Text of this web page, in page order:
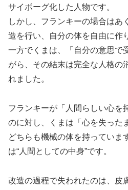
サイボーグ化した人物です。
しかし、フランキーの場合はあ
造を行い、自分の体を自由に作
一方でくまは、「自分の意思で
がら、その結末は完全な人格の
れました。
フランキーが「人間らしい心を
のに対し、くまは「心を失った
どちらも機械の体を持っていま
は“人間としての中身”です。
改造の過程で失われたのは、皮